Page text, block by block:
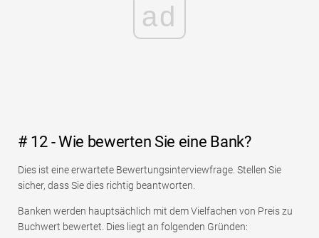
ad
# 12 - Wie bewerten Sie eine Bank?
Dies ist eine erwartete Bewertungsinterviewfrage. Stellen Sie
sicher, dass Sie dies richtig beantworten.
Banken werden hauptsächlich mit dem Vielfachen von Preis zu
Buchwert bewertet. Dies liegt an folgenden Gründen: